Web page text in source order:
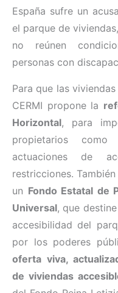
España sufre un
el parque de
no reúnen
personas con
Para que las
CERMI propone la
Horizontal, para
propietarios como
actuaciones de
restricciones.
un Fondo Estatal de
Universal, que
accesibilidad del
por los poderes
oferta viva,
de viviendas